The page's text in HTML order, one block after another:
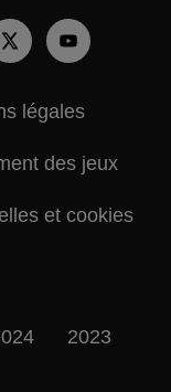
légales
des jeux
et cookies
2023